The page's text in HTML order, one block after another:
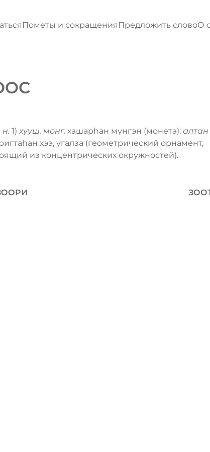
Пометы и сокращения Предложить словоО
1)хууш. монг. хашарһан мүнгэн (монета): алтан
хээ, угалза (геометрический орнамент,
из концентрических окружностей).